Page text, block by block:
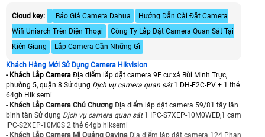
Cloud key: Báo Giá Camera Dahua
Hướng Dẫn Cài Đặt Camera
Wifi Uniarch Trên Điện Thoại
Công Ty Lắp Đặt Camera Quan Sát Tại
Kiên Giang
Lắp Camera Cần Những Gì
Khách Hàng Mới Sử Dụng Camera Hikvision
- Khách Lắp Camera Địa điểm lăp đặt camera 9E cư xá Bùi Minh Trực,
phường 5, quận 8 Sử dụng Dịch vụ camera quan sát 1 DH-F2C-PV + 1 thẻ
64gb Hik semi
- Khách Lắp Camera Chú Chương Địa điểm lăp đặt camera 59/81 tây lân
bình tân Sử dụng Dịch vụ camera quan sát 1 IPC-S7XEP-10M0WED,1 cam
IPC-S2XEP-10M0S 2 thẻ 64gb hiksemi